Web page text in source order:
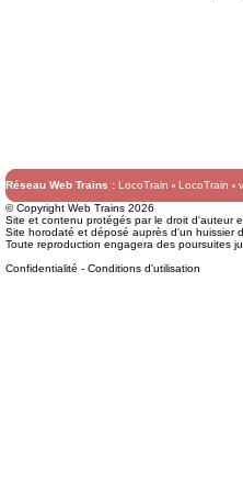
Réseau Web Trains : LocoTrain LocoTrain
© Copyright Web Trains 2026
Site et contenu protégés par le droit d'auteur
Site horodaté et déposé auprès d'un huissier
Toute reproduction engagera des poursuites
Confidentialité - Conditions d'utilisation